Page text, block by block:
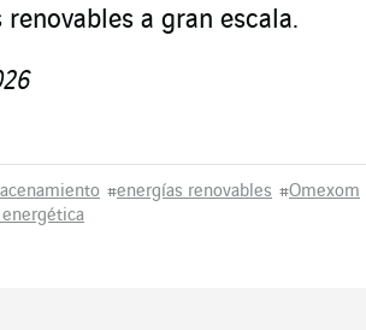
renovables a gran escala.
#energías renovables #Omexom